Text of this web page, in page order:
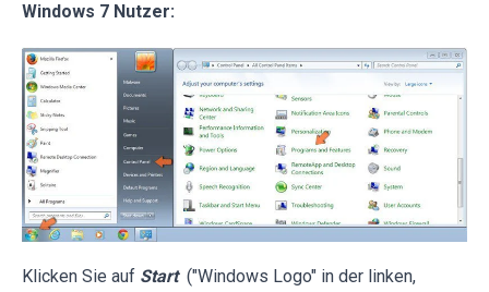
Windows 7 Nutzer:
Klicken Sie auf Start ("Windows Logo" in der linken,